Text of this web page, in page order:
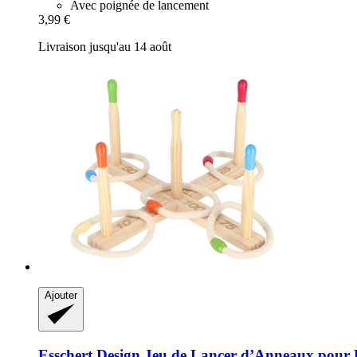
Avec poignée de lancement
3,99 €
Livraison jusqu'au 14 août
Ajouter